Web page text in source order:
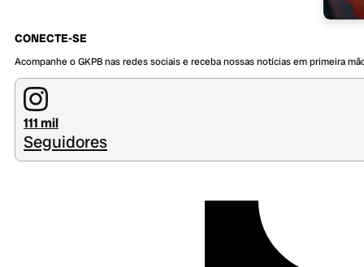
CONECTE-SE
Acompanhe o GKPB nas redes sociais e receba nossas notícias em primeira
111 mil
Seguidores